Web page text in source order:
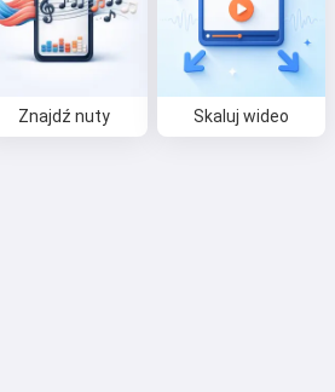
Znajdź nuty Skaluj wideo